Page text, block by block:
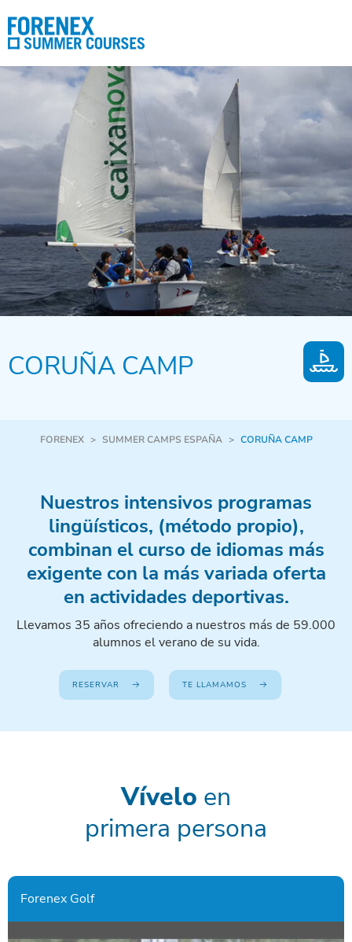
Nosotros
Programas
Contacto
Reservas
CORUÑA CAMP
FORENEX > SUMMER CAMPS ESPAÑA > CORUÑA CAMP
Nuestros intensivos programas
lingüísticos, (método propio),
combinan el curso de idiomas más
exigente con la más variada oferta
en actividades deportivas.
Llevamos 35 años ofreciendo a nuestros más de 59.000
alumnos el verano de su vida.
RESERVAR TE LLAMAMOS
Vívelo en
primera persona
Forenex Golf